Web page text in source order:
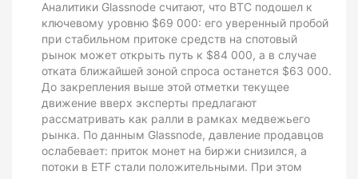
Аналитики Glassnode считают, что BTC подошел к
ключевому уровню $69 000: его уверенный пробой
при стабильном притоке средств на спотовый
рынок может открыть путь к $84 000, а в случае
отката ближайшей зоной спроса останется $63 000.
До закрепления выше этой отметки текущее
движение вверх эксперты предлагают
рассматривать как ралли в рамках медвежьего
рынка. По данным Glassnode, давление продавцов
ослабевает: приток монет на биржи снизился, а
потоки в ETF стали положительными. При этом